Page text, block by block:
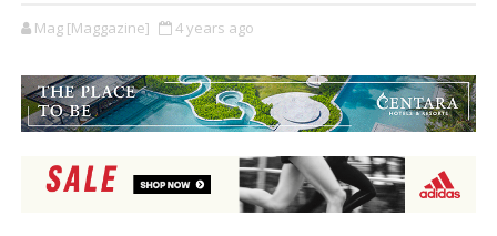
Mag [Maggazine] 4 years ago